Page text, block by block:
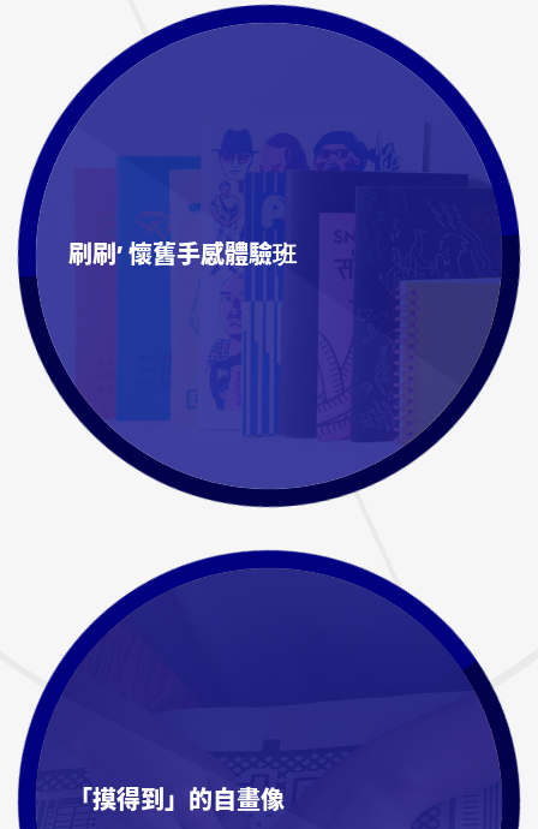
刷刷’ 懷舊手感體驗班
「摸得到」的自畫像